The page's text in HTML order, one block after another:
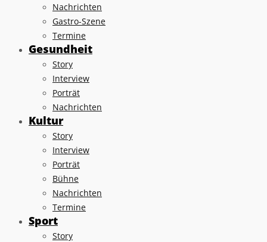
Nachrichten
Gastro-Szene
Termine
Gesundheit
Story
Interview
Porträt
Nachrichten
Kultur
Story
Interview
Porträt
Bühne
Nachrichten
Termine
Sport
Story